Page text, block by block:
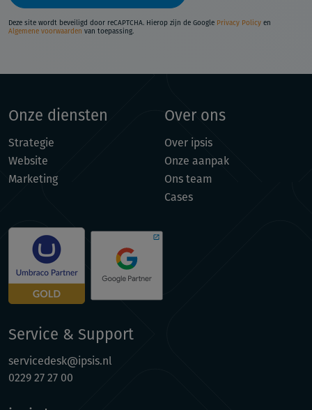
Deze site wordt beveiligd door reCAPTCHA. Hierop zijn de Google Privacy Policy en
Algemene voorwaarden van toepassing.
Onze diensten
Strategie
Website
Marketing
Over ons
Over ipsis
Onze aanpak
Ons team
Cases
Service & Support
servicedesk@ipsis.nl
0229 27 27 00